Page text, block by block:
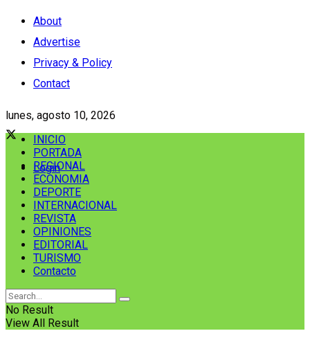
About
Advertise
Privacy & Policy
Contact
lunes, agosto 10, 2026
Login
INICIO
PORTADA
REGIONAL
ECONOMIA
DEPORTE
INTERNACIONAL
REVISTA
OPINIONES
EDITORIAL
TURISMO
Contacto
No Result
View All Result